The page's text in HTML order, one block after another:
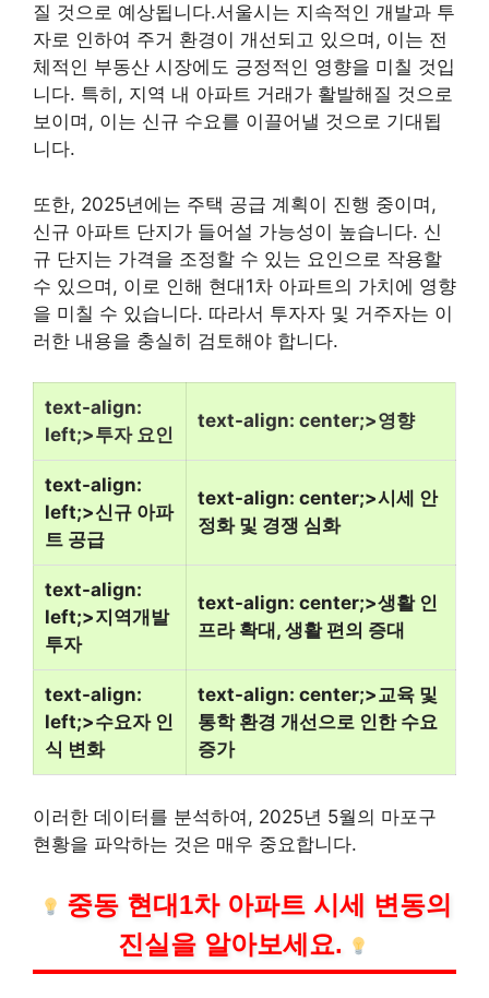
질 것으로 예상됩니다.서울시는 지속적인 개발과 투
자로 인하여 주거 환경이 개선되고 있으며, 이는 전
체적인 부동산 시장에도 긍정적인 영향을 미칠 것입
니다. 특히, 지역 내 아파트 거래가 활발해질 것으로
보이며, 이는 신규 수요를 이끌어낼 것으로 기대됩
니다.
또한, 2025년에는 주택 공급 계획이 진행 중이며,
신규 아파트 단지가 들어설 가능성이 높습니다. 신
규 단지는 가격을 조정할 수 있는 요인으로 작용할
수 있으며, 이로 인해 현대1차 아파트의 가치에 영향
을 미칠 수 있습니다. 따라서 투자자 및 거주자는 이
러한 내용을 충실히 검토해야 합니다.
text-align:
left;>투자 요인
text-align: center;>영향
text-align:
left;>신규 아파
트 공급
text-align: center;>시세 안
정화 및 경쟁 심화
text-align:
left;>지역개발
투자
text-align: center;>생활 인
프라 확대, 생활 편의 증대
text-align:
left;>수요자 인
식 변화
text-align: center;>교육 및
통학 환경 개선으로 인한 수요
증가
이러한 데이터를 분석하여, 2025년 5월의 마포구
현황을 파악하는 것은 매우 중요합니다.
중동 현대1차 아파트 시세 변동의
진실을 알아보세요.